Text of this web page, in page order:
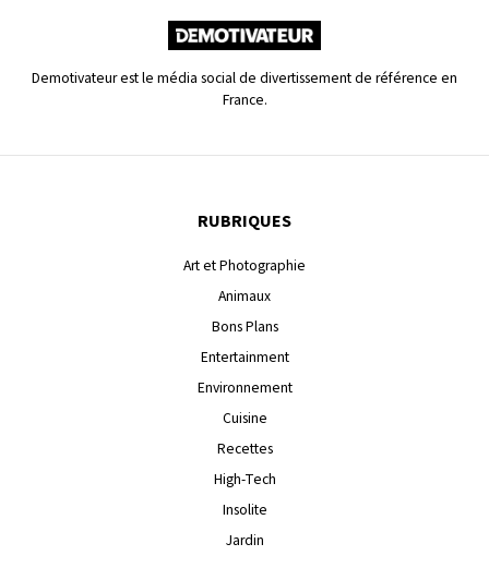
Demotivateur est le média social de divertissement de référence en
France.
RUBRIQUES
Art et Photographie
Animaux
Bons Plans
Entertainment
Environnement
Cuisine
Recettes
High-Tech
Insolite
Jardin